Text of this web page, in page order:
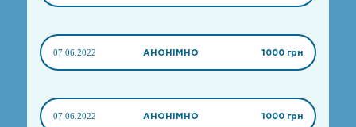
07.06.2022 АНОНІМНО 1000 грн
07.06.2022 АНОНІМНО 1000 грн